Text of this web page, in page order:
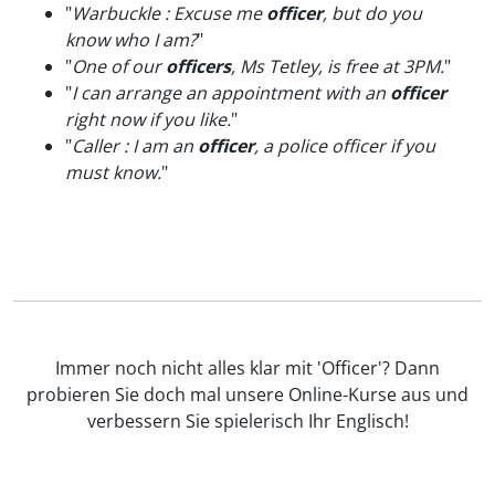
"Warbuckle : Excuse meofficer, but do you
know who I am?"
"One of ourofficers, Ms Tetley, is free at 3PM."
"I can arrange an appointment with an officer
right now if you like."
"Caller : I am an officer, a police officer if you
must know."
Immer noch nicht alles klar mit 'Officer'? Dann
probieren Sie doch mal unsere Online-Kurse aus und
verbessern Sie spielerisch Ihr Englisch!